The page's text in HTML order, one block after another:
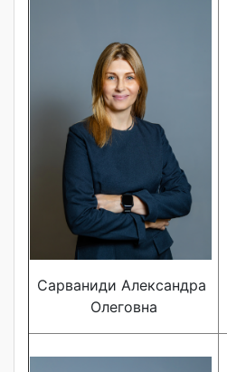
Сарваниди Александра
Олеговна